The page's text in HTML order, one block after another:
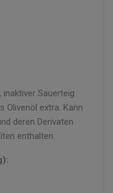
inaktiver Sauerteig
Olivenöl extra. Kann
deren Derivaten
enthalten.